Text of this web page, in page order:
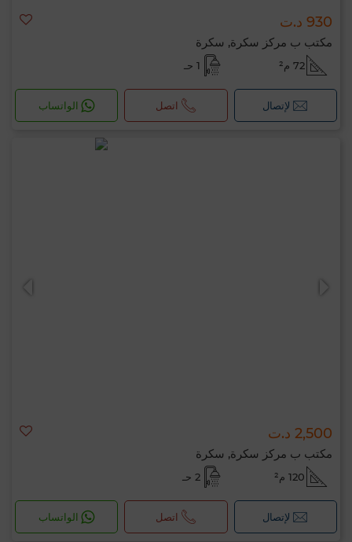
930 د.ت
مكتب ب مركز سكرة, سكرة
72 م² 1 حـ
لإتصال اتصل الواتساب
2,500 د.ت
مكتب ب مركز سكرة, سكرة
120 م² 2 حـ
لإتصال اتصل الواتساب